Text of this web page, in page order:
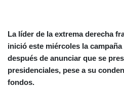
La líder de la extrema derecha
inició este miércoles la
después de anunciar que se
presidenciales, pese a su
fondos.